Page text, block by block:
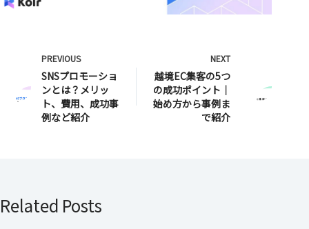
PREVIOUS
SNSプロモーショ
ンとは？メリッ
ト、費用、成功事
例など紹介
NEXT
越境EC集客の5つ
の成功ポイント｜
始め方から事例ま
で紹介
Related Posts